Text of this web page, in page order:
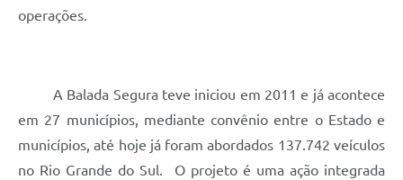
operações.
A Balada Segura teve iniciou em 2011 e já acontece
em 27 municípios, mediante convênio entre o Estado e
municípios, até hoje já foram abordados 137.742 veículos
no Rio Grande do Sul. O projeto é uma ação integrada